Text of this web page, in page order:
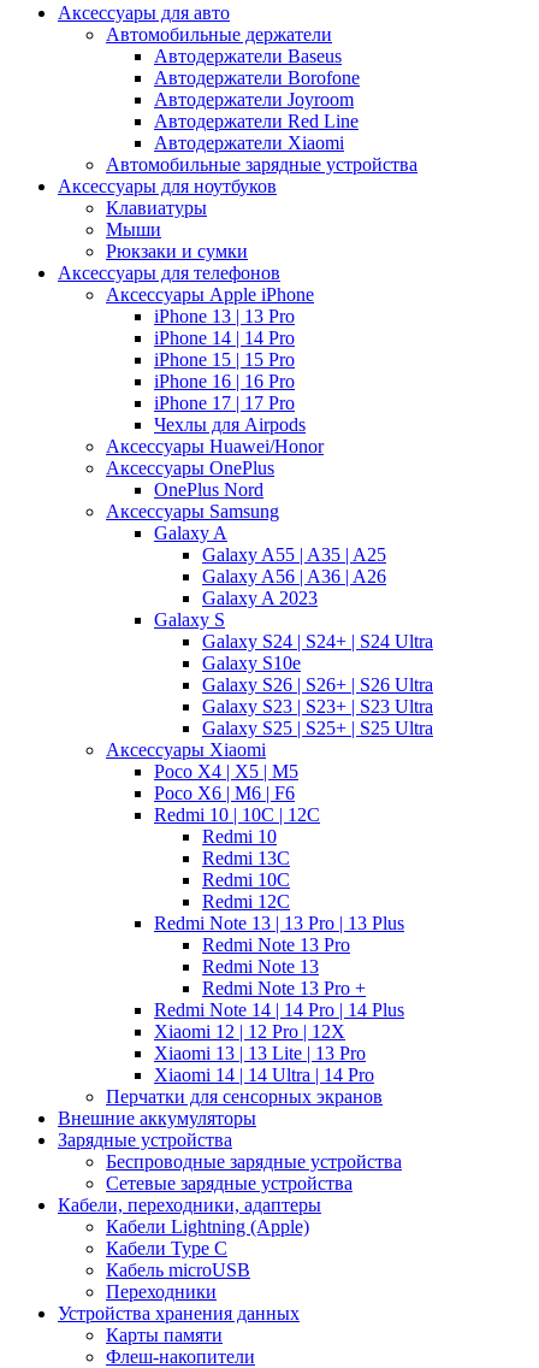
Аксессуары для авто
Автомобильные держатели
Автодержатели Baseus
Автодержатели Borofone
Автодержатели Joyroom
Автодержатели Red Line
Автодержатели Xiaomi
Автомобильные зарядные устройства
Аксессуары для ноутбуков
Клавиатуры
Мыши
Рюкзаки и сумки
Аксессуары для телефонов
Аксессуары Apple iPhone
iPhone 13 | 13 Pro
iPhone 14 | 14 Pro
iPhone 15 | 15 Pro
iPhone 16 | 16 Pro
iPhone 17 | 17 Pro
Чехлы для Airpods
Аксессуары Huawei/Honor
Аксессуары OnePlus
OnePlus Nord
Аксессуары Samsung
Galaxy A
Galaxy A55 | A35 | A25
Galaxy A56 | A36 | A26
Galaxy A 2023
Galaxy S
Galaxy S24 | S24+ | S24 Ultra
Galaxy S10e
Galaxy S26 | S26+ | S26 Ultra
Galaxy S23 | S23+ | S23 Ultra
Galaxy S25 | S25+ | S25 Ultra
Аксессуары Xiaomi
Poco X4 | X5 | M5
Poco X6 | M6 | F6
Redmi 10 | 10C | 12C
Redmi 10
Redmi 13C
Redmi 10C
Redmi 12C
Redmi Note 13 | 13 Pro | 13 Plus
Redmi Note 13 Pro
Redmi Note 13
Redmi Note 13 Pro +
Redmi Note 14 | 14 Pro | 14 Plus
Xiaomi 12 | 12 Pro | 12X
Xiaomi 13 | 13 Lite | 13 Pro
Xiaomi 14 | 14 Ultra | 14 Pro
Перчатки для сенсорных экранов
Внешние аккумуляторы
Зарядные устройства
Беспроводные зарядные устройства
Сетевые зарядные устройства
Кабели, переходники, адаптеры
Кабели Lightning (Apple)
Кабели Type C
Кабель microUSB
Переходники
Устройства хранения данных
Карты памяти
Флеш-накопители